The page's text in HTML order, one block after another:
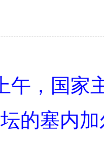
午，国家
的塞内